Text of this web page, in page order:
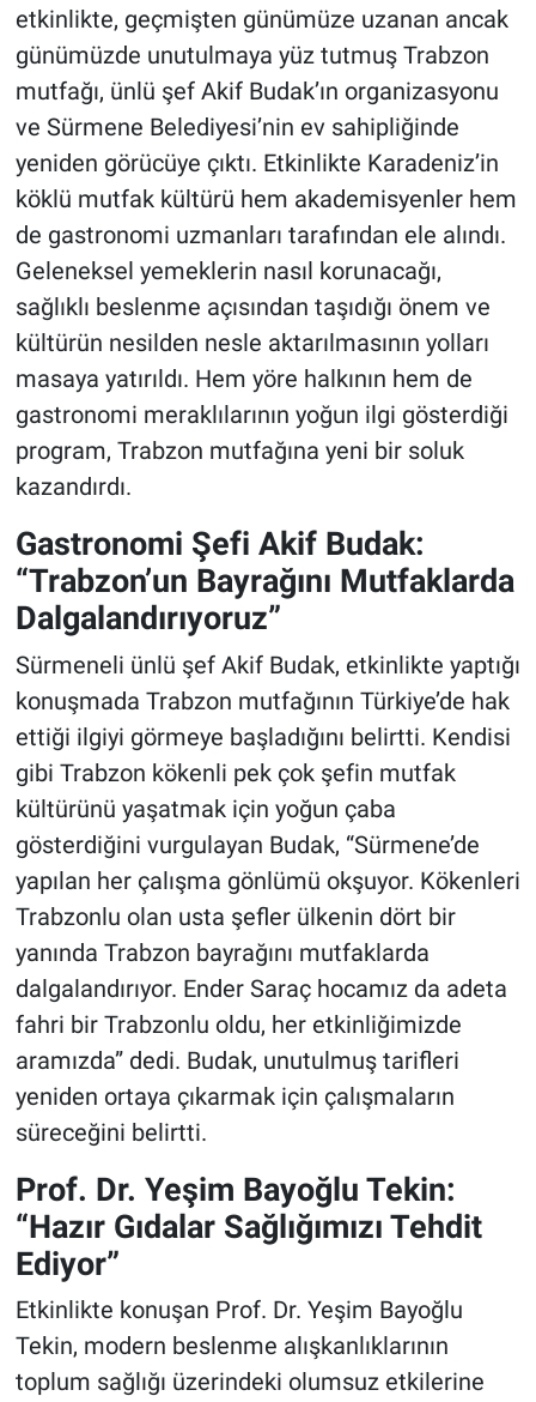
etkinlikte, geçmişten günümüze uzanan ancak
günümüzde unutulmaya yüz tutmuş Trabzon
mutfağı, ünlü şef Akif Budak’ın organizasyonu
ve Sürmene Belediyesi’nin ev sahipliğinde
yeniden görücüye çıktı. Etkinlikte Karadeniz’in
köklü mutfak kültürü hem akademisyenler hem
de gastronomi uzmanları tarafından ele alındı.
Geleneksel yemeklerin nasıl korunacağı,
sağlıklı beslenme açısından taşıdığı önem ve
kültürün nesilden nesle aktarılmasının yolları
masaya yatırıldı. Hem yöre halkının hem de
gastronomi meraklılarının yoğun ilgi gösterdiği
program, Trabzon mutfağına yeni bir soluk
kazandırdı.
Gastronomi Şefi Akif Budak:
“Trabzon’un Bayrağını Mutfaklarda
Dalgalandırıyoruz”
Sürmeneli ünlü şef Akif Budak, etkinlikte yaptığı
konuşmada Trabzon mutfağının Türkiye’de hak
ettiği ilgiyi görmeye başladığını belirtti. Kendisi
gibi Trabzon kökenli pek çok şefin mutfak
kültürünü yaşatmak için yoğun çaba
gösterdiğini vurgulayan Budak, “Sürmene’de
yapılan her çalışma gönlümü okşuyor. Kökenleri
Trabzonlu olan usta şefler ülkenin dört bir
yanında Trabzon bayrağını mutfaklarda
dalgalandırıyor. Ender Saraç hocamız da adeta
fahri bir Trabzonlu oldu, her etkinliğimizde
aramızda” dedi. Budak, unutulmuş tarifleri
yeniden ortaya çıkarmak için çalışmaların
süreceğini belirtti.
Prof. Dr. Yeşim Bayoğlu Tekin:
“Hazır Gıdalar Sağlığımızı Tehdit
Ediyor”
Etkinlikte konuşan Prof. Dr. Yeşim Bayoğlu
Tekin, modern beslenme alışkanlıklarının
toplum sağlığı üzerindeki olumsuz etkilerine